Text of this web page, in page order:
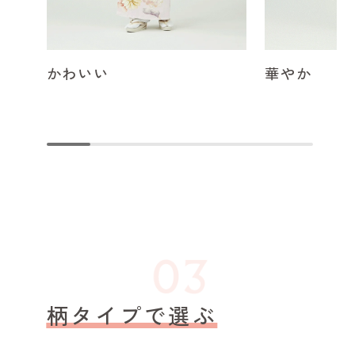
かわいい 華やか
柄タイプで選ぶ